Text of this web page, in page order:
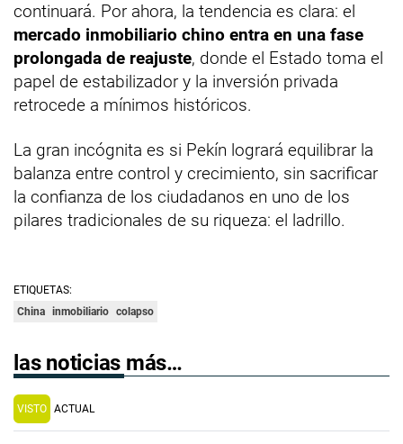
continuará. Por ahora, la tendencia es clara: el
mercado inmobiliario chino entra en una fase
prolongada de reajuste, donde el Estado toma el
papel de estabilizador y la inversión privada
retrocede a mínimos históricos.
La gran incógnita es si Pekín logrará equilibrar la
balanza entre control y crecimiento, sin sacrificar
la confianza de los ciudadanos en uno de los
pilares tradicionales de su riqueza: el ladrillo.
ETIQUETAS:
China inmobiliario colapso
las noticias más…
VISTO ACTUAL